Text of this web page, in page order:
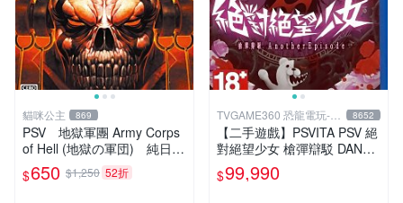
貓咪公主 869
PSV 地獄軍團 Army Corps
of Hell (地獄の軍団) 純日版
全新品
$650 $1,250 52折
TVGAME360 恐龍電玩-台
中店
8652
【二手遊戲】PSVITA PSV 絕
對絕望少女 槍彈辯駁 DANGA
NRONPA ANOTHER EPISO
DE 中文版
$99,990